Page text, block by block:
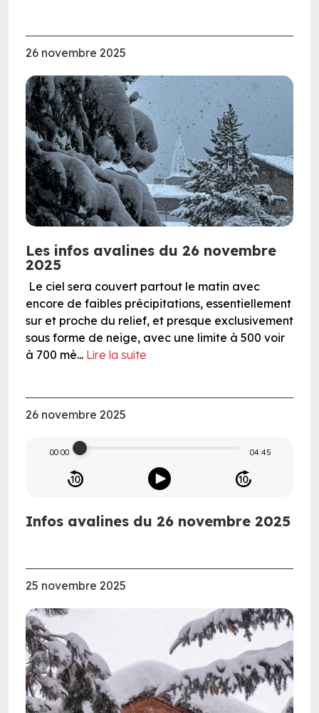
26 novembre 2025
Les infos avalines du 26 novembre
2025
Le ciel sera couvert partout le matin avec
encore de faibles précipitations, essentiellement
sur et proche du relief, et presque exclusivement
sous forme de neige, avec une limite à 500 voir
à 700 mè... Lire la suite
26 novembre 2025
00:00 04:45
Infos avalines du 26 novembre 2025
25 novembre 2025